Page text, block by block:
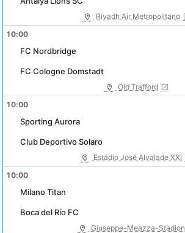
Riyadh Air Metropolitano
10:00
FC Nordbridge
FC Cologne Domstadt
Old Trafford
10:00
Sporting Aurora
Club Deportivo Solaro
Estádio José Alvalade XXI
10:00
Milano Titan
Boca del Río FC
Giuseppe-Meazza-Stadion